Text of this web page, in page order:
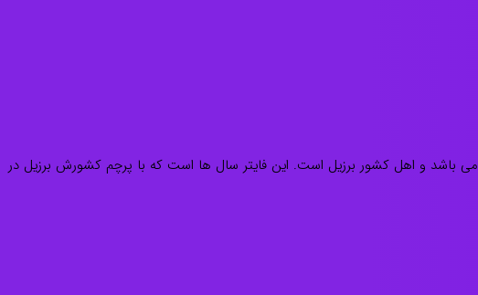
رافائل دوسانجوس یکی از رزمی کاران معروف رقابت های هنر های رزمی ترکیبی در دنیا است. نام این بازیکن Rafeal Souza dos Anjos می باشد و اهل کشور برزیل است. این فایتر سال ها است که با پرچم کشورش برزیل در